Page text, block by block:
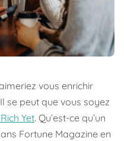
vous enrichir
se peut que vous soyez
Yet. Qu’est-ce qu’un
Fortune Magazine en